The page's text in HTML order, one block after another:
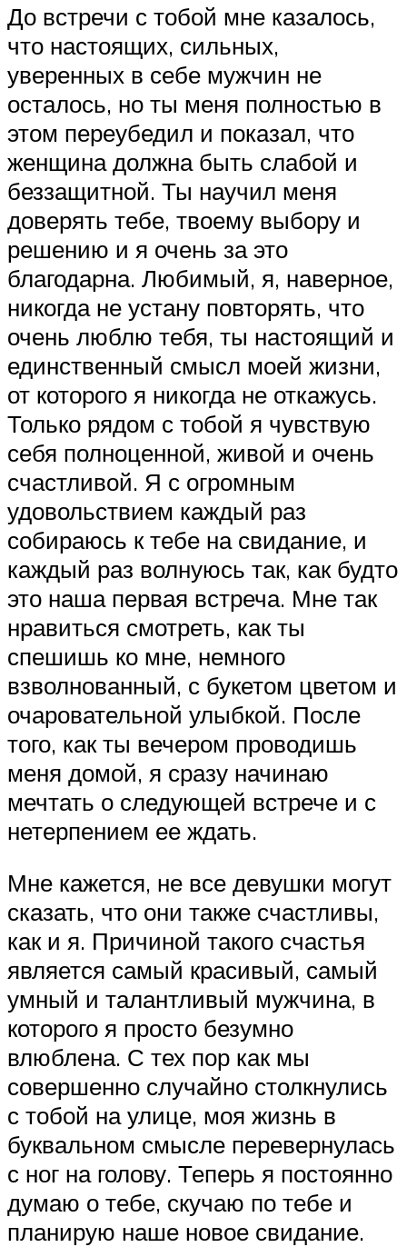
До встречи с тобой мне казалось,
что настоящих, сильных,
уверенных в себе мужчин не
осталось, но ты меня полностью в
этом переубедил и показал, что
женщина должна быть слабой и
беззащитной. Ты научил меня
доверять тебе, твоему выбору и
решению и я очень за это
благодарна. Любимый, я, наверное,
никогда не устану повторять, что
очень люблю тебя, ты настоящий и
единственный смысл моей жизни,
от которого я никогда не откажусь.
Только рядом с тобой я чувствую
себя полноценной, живой и очень
счастливой. Я с огромным
удовольствием каждый раз
собираюсь к тебе на свидание, и
каждый раз волнуюсь так, как будто
это наша первая встреча. Мне так
нравиться смотреть, как ты
спешишь ко мне, немного
взволнованный, с букетом цветом и
очаровательной улыбкой. После
того, как ты вечером проводишь
меня домой, я сразу начинаю
мечтать о следующей встрече и с
нетерпением ее ждать.
Мне кажется, не все девушки могут
сказать, что они также счастливы,
как и я. Причиной такого счастья
является самый красивый, самый
умный и талантливый мужчина, в
которого я просто безумно
влюблена. С тех пор как мы
совершенно случайно столкнулись
с тобой на улице, моя жизнь в
буквальном смысле перевернулась
с ног на голову. Теперь я постоянно
думаю о тебе, скучаю по тебе и
планирую наше новое свидание.